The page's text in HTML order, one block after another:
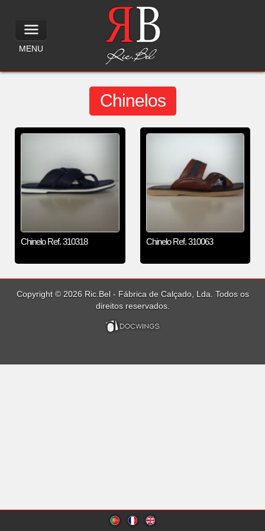
MENU
Chinelos
Chinelo Ref. 310318 Chinelo Ref. 310063
Copyright © 2026 Ric.Bel - Fábrica de Calçado, Lda. Todos os
direitos reservados.